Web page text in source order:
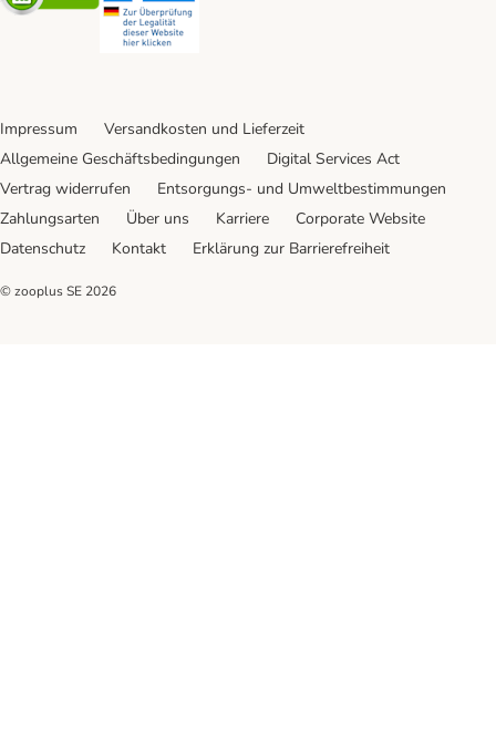
Impressum
Versandkosten und Lieferzeit
Allgemeine Geschäftsbedingungen
Digital Services Act
Vertrag widerrufen
Entsorgungs- und Umweltbestimmungen
Zahlungsarten
Über uns Karriere
Corporate Website
Datenschutz
Kontakt Erklärung zur Barrierefreiheit
© zooplus SE 2026